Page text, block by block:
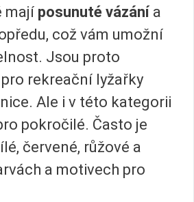
mají posunuté vázání a
což vám umožní
Jsou proto
rekreační lyžařky
Ale i v této kategorii
pokročilé. Často je
červené, růžové a
a motivech pro